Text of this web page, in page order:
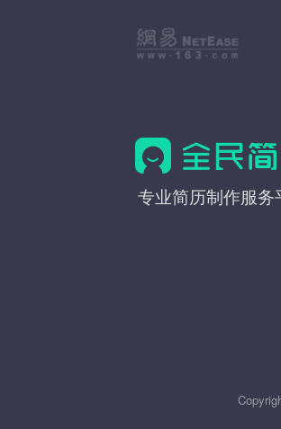
全
专业简历制作服务